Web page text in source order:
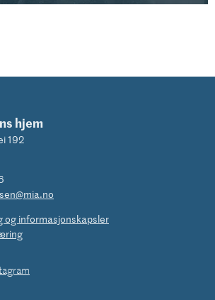
hjem
192
informasjonskapsler